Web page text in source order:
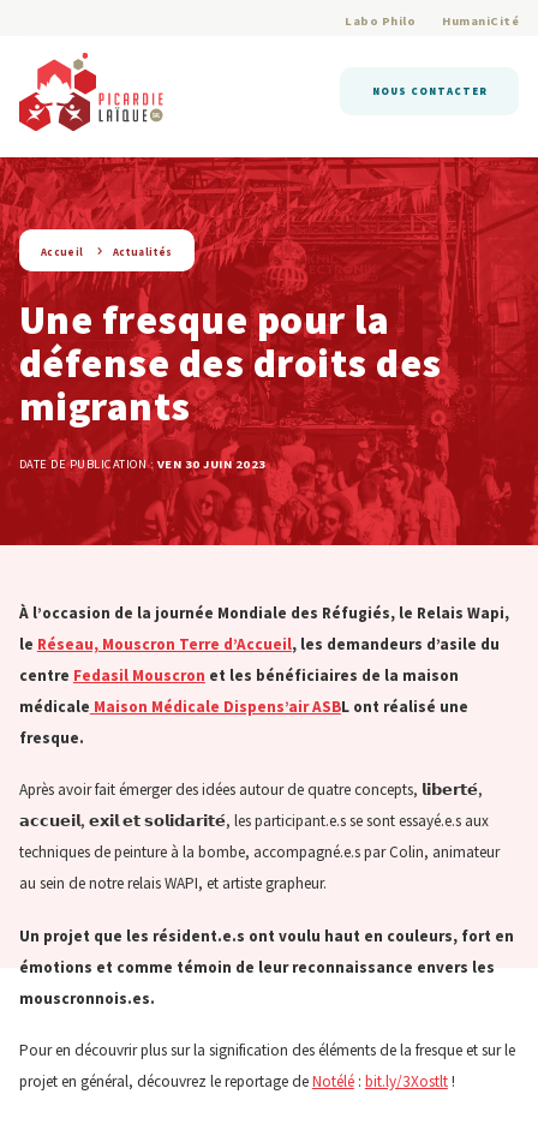
Labo Philo HumaniCité
NOUS CONTACTER
string(9) « actualite »
Accueil Actualités
Une fresque pour la
défense des droits des
migrants
DATE DE PUBLICATION : VEN 30 JUIN 2023
À l’occasion de la journée Mondiale des Réfugiés, le Relais Wapi,
le Réseau, Mouscron Terre d’Accueil, les demandeurs d’asile du
centre Fedasil Mouscron et les bénéficiaires de la maison
médicale Maison Médicale Dispens’air ASBL ont réalisé une
fresque.
Après avoir fait émerger des idées autour de quatre concepts, 𝗹𝗶𝗯𝗲𝗿𝘁𝗲́,
𝗮𝗰𝗰𝘂𝗲𝗶𝗹, 𝗲𝘅𝗶𝗹 𝗲𝘁 𝘀𝗼𝗹𝗶𝗱𝗮𝗿𝗶𝘁𝗲́, les participant.e.s se sont essayé.e.s aux
techniques de peinture à la bombe, accompagné.e.s par Colin, animateur
au sein de notre relais WAPI, et artiste grapheur.
Un projet que les résident.e.s ont voulu haut en couleurs, fort en
émotions et comme témoin de leur reconnaissance envers les
mouscronnois.es.
Pour en découvrir plus sur la signification des éléments de la fresque et sur le
projet en général, découvrez le reportage deNotélé: bit.ly/3Xostlt!